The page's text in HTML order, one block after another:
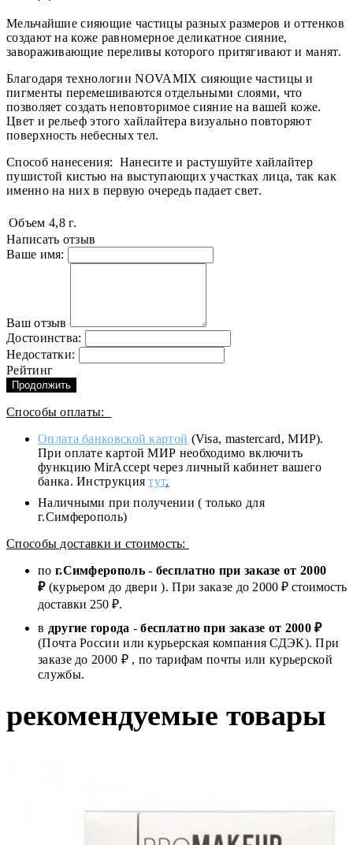
Мельчайшие сияющие частицы разных размеров и оттенков
создают на коже равномерное деликатное сияние,
завораживающие переливы которого притягивают и манят.
Благодаря технологии NOVAMIX сияющие частицы и
пигменты перемешиваются отдельными слоями, что
позволяет создать неповторимое сияние на вашей коже.
Цвет и рельеф этого хайлайтера визуально повторяют
поверхность небесных тел.
Способ нанесения: Нанесите и растушуйте хайлайтер
пушистой кистью на выступающих участках лица, так как
именно на них в первую очередь падает свет.
Объем 4,8 г.
Написать отзыв
Ваше имя:
Ваш отзыв
Достоинства:
Недостатки:
Рейтинг
Продолжить
Способы оплаты:
Оплата банковской картой (Visa, mastercard, МИР).
При оплате картой МИР необходимо включить
функцию MirAccept через личный кабинет вашего
банка. Инструкциятут.
Наличными при получении ( только для
г.Симферополь)
Способы доставки и стоимость:
по г.Симферополь- бесплатно при заказе от 2000
₽(курьером до двери ). При заказе до 2000 ₽ стоимость
доставки 250 ₽.
в другие города -бесплатно при заказе от 2000 ₽
(Почта России или курьерская компания СДЭК). При
заказе до 2000 ₽ , по тарифам почты или курьерской
службы.
рекомендуемые товары